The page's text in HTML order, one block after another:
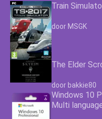
Train
Waardering
door MSGK
The Elder
Waardering
door bakkie80
Windows 10
Multi